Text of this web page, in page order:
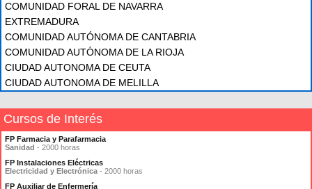
COMUNIDAD FORAL DE NAVARRA
EXTREMADURA
COMUNIDAD AUTÓNOMA DE CANTABRIA
COMUNIDAD AUTÓNOMA DE LA RIOJA
CIUDAD AUTONOMA DE CEUTA
CIUDAD AUTONOMA DE MELILLA
Cursos de Interés
FP Farmacia y Parafarmacia
Sanidad - 2000 horas
FP Instalaciones Eléctricas
Electricidad y Electrónica - 2000 horas
FP Auxiliar de Enfermería